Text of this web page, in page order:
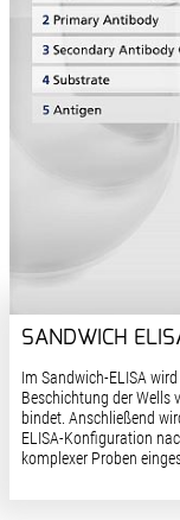
SANDWICH
Im Sandwich-ELISA
Beschichtung der Wells
bindet. Anschließend
ELISA-Konfiguration
komplexer Proben